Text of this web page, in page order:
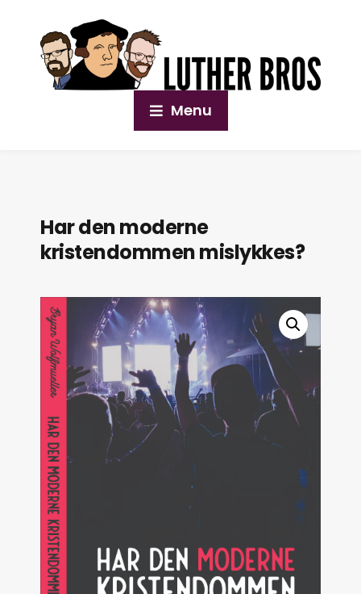
Menu
Har den moderne
kristendommen mislykkes?